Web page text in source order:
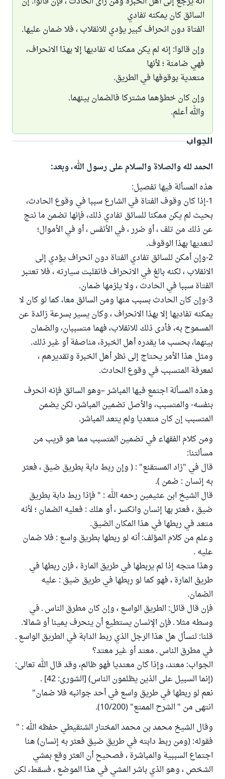
السائق كان يمكنه تفادي
الفتاة دون انحراف كبير يؤدي للانقلاب ، فلا ضمان عليها.
وإن قالوا: إنه لم يكن ممكنا له تفاديها إلا بهذا الانحراف،
فهي ضامنة ؛ لأنها
متعدية بوقوفها في الطريق.
وإن كان خطؤهما مشتركا فالضمان بينهما.
والله أعلم.
الجواب
الحمد لله والصلاة والسلام على رسول الله، وبعد:
هذه المسألة فيها تفصيل:
1-إذا كان وقوف الفتاة في الشارع سببا في وقوع الحادث،
بحيث لم يكن ممكنا للسائق تفادي ذلك، فإنها تضمن ما نتج
عن ذلك من تلف ، أو ضرر ، في الأنفس ، أو في الأموال؛
لتعديها بهذا الوقوف.
2-وإن أمكن للسائق تفادي الفتاة دون انحراف يؤدي إلى
الانقلاب ، لكنه بالغ في الانحراف فانقلبت سيارته ، فلا تعتبر
الفتاة سببا في الحادث ، ولا يلزمها ضمان.
3-وإن كان الحادث بسبب منها ومن السائق معا، كما لو كان لا
يمكنه تفاديها إلا بهذا الانحراف ، وكان يسير بسرعة زائدة عن
المسموح به، فأدى ذلك للانقلاب، فهما متسببان، والضمان
بينهما، بحسب ما يقدره أهل الخبرة، مناصفة أو غير ذلك.
ومثل هذا الأمر يحتاج إلى نظر أهل الخبرة وتقديرهم ،
لمعرفة المتسبب في وقوع الحادث.
وهذه المسألة اجتمع فيها المباشر –وهو السائق فإنه انحرف
بنفسه- والمتسبب، والأصل تضمين المباشر، لكن يضمن
المتسبب إن كان متعديا ولم يتعد المباشر.
ومن كلام الفقهاء في تضمين المتسبب مما هو قريب من
مسألتنا:
قال في "زاد المستقنع" : ( وإن ربط دابة بطريق ضيق ، فعثر
به إنسان : ضمن ).
قال الشيخ ابن عثيمين رحمه الله : " فإذا ربط دابة بطريق
ضيق ، فعثر بها إنسان وانكسر ، أو هلك : فعليه الضمان ؛ لأنه
متعد في ربطها في هذا المكان الضيق.
وعلم من كلام المؤلف: أنه لو ربطها بطريق واسع : فلا ضمان
عليه .
وهذا متجه إذا لم يربطها في طريق المارة ، فإن ربطها في
طريق المارة ، فهو كما لو ربطها في طريق ضيق : عليه
الضمان.
فإن قال قائل: الطريق الواسع ، وإن كان مطرق الناس ـ في
وسطه مثلا ـ فإن الإنسان يستطيع أن ينحرف يمينا أو شمالا.
قلنا: لنسأل هل هذا الرجل الذي ربط الدابة في الطريق الواسع ـ
في مطرق الناس ـ معتد أو غير معتد؟
الجواب: معتد، وإذا كان معتديا فهو ظالم، وقد قال الله تعالى:
(إنما السبيل على الذين يظلمون الناس) [الشورى: 42] .
نعم لو ربطها في طريق واسع في أحد جوانبه فلا ضمان"
انتهى من " الشرح الممتع" (10/200).
وقال الشيخ محمد بن محمد المختار الشنقيطي حفظه الله : "
فقوله: (ومن ربط دابته في طريق ضيق فعثر به إنسان) هنا
اجتماع السببية والمباشرة ، فصحيح أن العثر وقع بمشي
الشخص ، وهو الذي باشر المشي في هذا الموضع ، فسقط، لكن